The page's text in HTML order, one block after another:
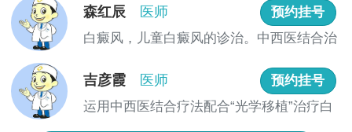
森红辰 医师
预约挂号
白癜风，儿童白癜风的诊治。中西医结合治
吉彦霞 医师
预约挂号
运用中西医结合疗法配合“光学移植”治疗白